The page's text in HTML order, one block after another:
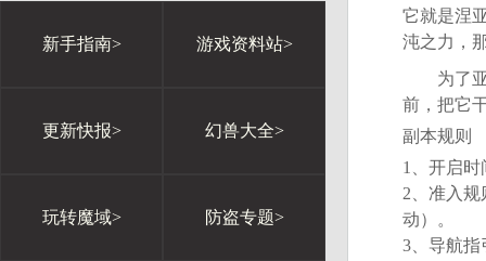
新手指南> 游戏资料站>
更新快报> 幻兽大全>
玩转魔域> 防盗专题>
它就是涅
沌之力，
为了亚
前，把它
副本规则
1、开启时
2、准入
动）。
3、导航